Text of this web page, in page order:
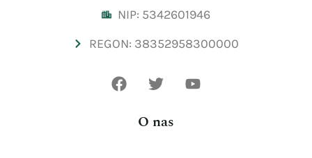
NIP: 5342601946
REGON: 38352958300000
O nas